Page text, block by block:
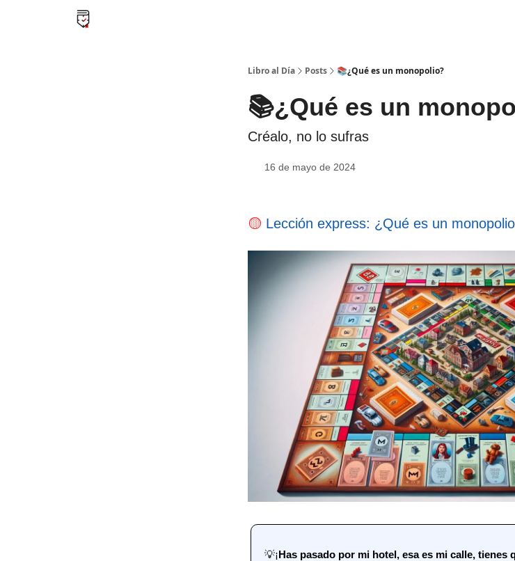
Libro al Día Posts 📚¿Qué es un monopolio?
📚¿Qué es un
Créalo, no lo sufras
16 de mayo de 2024
🟡 Lección express: ¿Qué es un monopol i
💡¡Has pasado por mi hotel, esa es mi calle, tienes